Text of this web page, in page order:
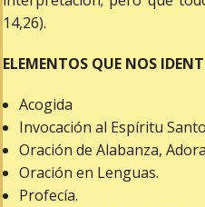
14,26).
ELEMENTOS QUE NOS
Acogida
Invocación al Espíritu
Oración de Alabanza,
Oración en Lenguas.
Profecía.